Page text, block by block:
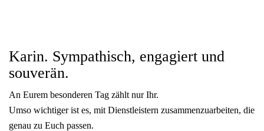
Karin. Sympathisch, engagiert und
souverän.
An Eurem besonderen Tag zählt nur Ihr.
Umso wichtiger ist es, mit Dienstleistern zusammenzuarbeiten, die
genau zu Euch passen.